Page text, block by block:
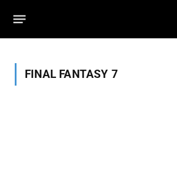
FINAL FANTASY 7